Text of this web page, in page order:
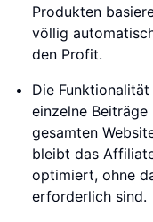
Produkten
völlig
den Profit.
Die
einzelne
gesamten
bleibt das
optimiert, ohne
erforderlich sind.